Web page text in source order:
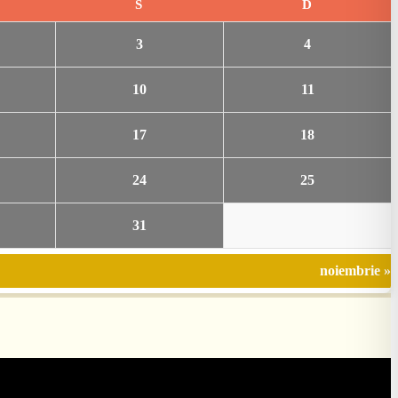
S D
3 4
10 11
17 18
24 25
31
noiembrie »